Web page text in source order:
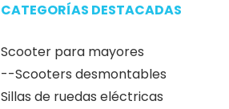
CATEGORÍAS DESTACADAS
Scooter para mayores
--Scooters desmontables
Sillas de ruedas eléctricas